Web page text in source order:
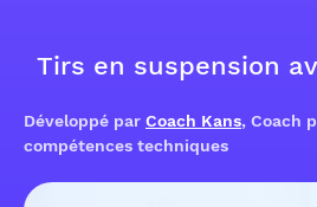
Tirs en suspension
Développé par Coach Kans, Coach
compétences techniques